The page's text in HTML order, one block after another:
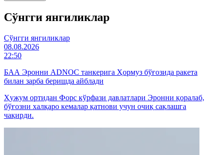
Cўнгги янгиликлар
Cўнгги янгиликлар
08.08.2026
22:50
БАА Эронни ADNOC танкерига Ҳормуз бўғозида ракета
билан зарба беришда айблади
Ҳужум ортидан Форс кўрфази давлатлари Эронни қоралаб,
бўғозни халқаро кемалар қатнови учун очиқ сақлашга
чақирди.